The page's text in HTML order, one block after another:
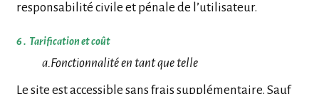
responsabilité civile et pénale de l’utilisateur.
6 . Tarification et coût
a.Fonctionnalité en tant que telle
Le site est accessible sans frais supplémentaire. Sauf